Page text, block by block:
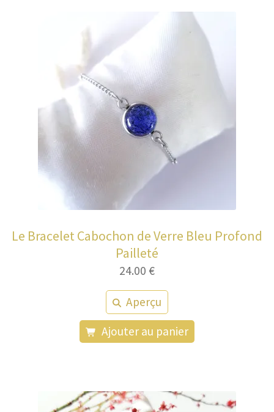
Le Bracelet Cabochon de Verre Bleu Profond
Pailleté
24.00 €
Aperçu
Ajouter au panier